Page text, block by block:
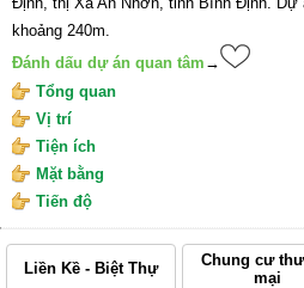
khoảng 240m.
Đánh dấu dự án quan tâm →
Liền Kề - Biệt Thự
Chung cư
mại